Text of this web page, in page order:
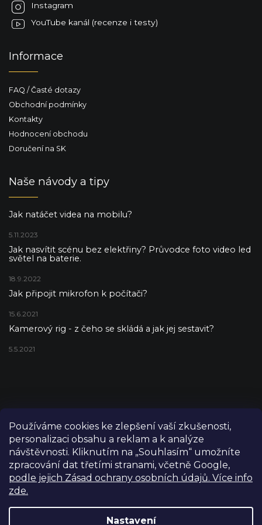
Používáme cookies ke zlepšení vaší zkušenosti,
personalizaci obsahu a reklam a k analýze
návštěvnosti. Kliknutím na „Souhlasím“ umožníte
zpracování dat třetími stranami, včetně Google,
podle jejich Zásad ochrany osobních údajů. Více info
zde.
Nastavení
Instagram
YouTube kanál (recenze i testy)
Informace
FAQ / Časté dotazy
Obchodní podmínky
Kontakty
Hodnocení obchodu
Doručení na SK
Naše návody a tipy
Jak natáčet videa na mobilu?
5.11.2023
Jak nasvítit scénu bez elektřiny? Průvodce foto video led
světel na baterie.
18.9.2022
Jak připojit mikrofon k počítači?
15.6.2021
Kamerový rig - z čeho se skládá a jak jej sestavit?
5.5.2021
Copyright 2026FILM-TECHNIKA. Všechna práva vyhrazena.
Upravit nastavení cookies